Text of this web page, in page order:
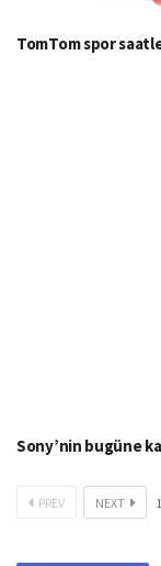
TomTom spor
Sony’nin bugüne
PREV NEXT 1